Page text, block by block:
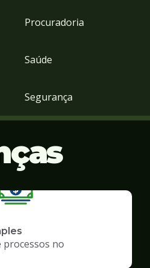
Procuradoria
Saúde
Segurança
processos no